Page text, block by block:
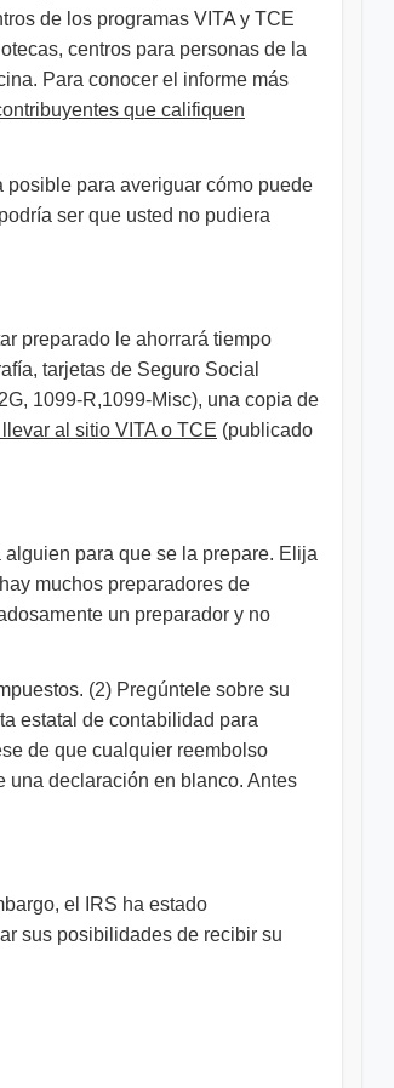
de los programas VITA y TCE
centros para personas de la
Para conocer el informe más
que califiquen
posible para averiguar cómo puede
ser que usted no pudiera
preparado le ahorrará tiempo
tarjetas de Seguro Social
1099-R,1099-Misc), una copia de
al sitio VITA o TCE (publicado
para que se la prepare. Elija
muchos preparadores de
un preparador y no
(2) Pregúntele sobre su
estatal de contabilidad para
de que cualquier reembolso
una declaración en blanco. Antes
el IRS ha estado
sus posibilidades de recibir su